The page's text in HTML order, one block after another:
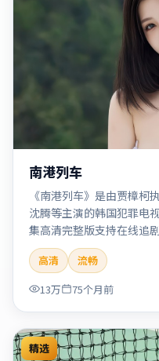
南港列车
《南港列车》是由贾樟柯
沈腾等主演的韩国犯罪电
集高清完整版支持在线追
与人性灰色地带，张力十
片适合检索「南港列车」
「2020」「2020-05-27上
创信息。
高清
流畅
13万
75个月前
精选